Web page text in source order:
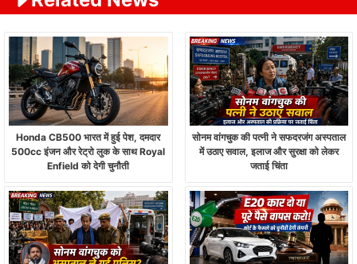
Honda CB500 भारत में हुई पेश, दमदार
500cc इंजन और रेट्रो लुक के साथ Royal
Enfield को देगी चुनौती
सोनम वांगचुक की पत्नी ने सफदरजंग अस्पताल
में उठाए सवाल, इलाज और सुरक्षा को लेकर
जताई चिंता